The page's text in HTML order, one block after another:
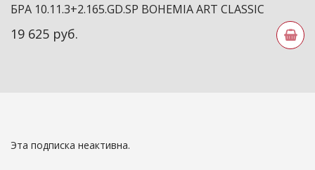
БРА 10.11.3+2.165.GD.SP BOHEMIA ART CLASSIC
19 625 руб.
Эта подписка неактивна.